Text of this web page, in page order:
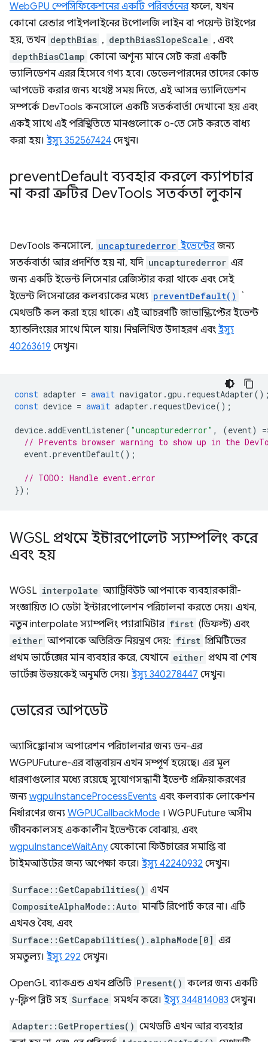
WebGPU স্পেসিফিকেশনের একটি পরিবর্তনেরফলে, যখন
কোনো রেন্ডার পাইপলাইনের টপোলজি লাইন বা পয়েন্ট টাইপের
হয়, তখন depthBias , depthBiasSlopeScale , এবং
depthBiasClamp কোনো অশূন্য মানে সেট করা একটি
ভ্যালিডেশন এরর হিসেবে গণ্য হবে। ডেভেলপারদের তাদের কোড
আপডেট করার জন্য যথেষ্ট সময় দিতে, এই আসন্ন ভ্যালিডেশন
সম্পর্কে DevTools কনসোলে একটি সতর্কবার্তা দেখানো হয় এবং
একই সাথে এই পরিস্থিতিতে মানগুলোকে ০-তে সেট করতে বাধ্য
করা হয়। ইস্যু 352567424 দেখুন।
preventDefault ব্যবহার করলে ক্যাপচার
না করা ত্রুটির DevTools সতর্কতা লুকান
DevTools কনসোলে, uncapturederror ইভেন্টেরজন্য
সতর্কবার্তা আর প্রদর্শিত হয় না, যদি uncapturederror এর
জন্য একটি ইভেন্ট লিসেনার রেজিস্টার করা থাকে এবং সেই
ইভেন্ট লিসেনারের কলব্যাকের মধ্যে preventDefault()
`
মেথডটি কল করা হয়ে থাকে। এই আচরণটি জাভাস্ক্রিপ্টের ইভেন্ট
হ্যান্ডলিংয়ের সাথে মিলে যায়। নিম্নলিখিত উদাহরণ এবং ইস্যু
40263619 দেখুন।
const adapter = await navigator .gpu . requestAdapter
const device = await adapter . requestDevice();
device.addEventListener( "uncapturederror" , (event) =
// Prevents browser warning to show up in the
event.preventDefault();
// TODO: Handle event.error
});
WGSL প্রথমে ইন্টারপোলেট স্যাম্পলিং করে
এবং হয়
WGSL interpolate অ্যাট্রিবিউট আপনাকে ব্যবহারকারী-
সংজ্ঞায়িত IO ডেটা ইন্টারপোলেশন পরিচালনা করতে দেয়। এখন,
নতুন interpolate স্যাম্পলিং প্যারামিটার first (ডিফল্ট) এবং
either আপনাকে অতিরিক্ত নিয়ন্ত্রণ দেয়: first প্রিমিটিভের
প্রথম ভার্টেক্সের মান ব্যবহার করে, যেখানে either প্রথম বা শেষ
ভার্টেক্স উভয়কেই অনুমতি দেয়। ইস্যু 340278447 দেখুন।
ভোরের আপডেট
অ্যাসিঙ্ক্রোনাস অপারেশন পরিচালনার জন্য ডন-এর
WGPUFuture-এর বাস্তবায়ন এখন সম্পূর্ণ হয়েছে। এর মূল
ধারণাগুলোর মধ্যে রয়েছে সুযোগসন্ধানী ইভেন্ট প্রক্রিয়াকরণের
জন্য wgpuInstanceProcessEvents এবং কলব্যাক লোকেশন
নির্ধারণের জন্য WGPUCallbackMode । WGPUFuture অসীম
জীবনকালসহ এককালীন ইভেন্টকে বোঝায়, এবং
wgpuInstanceWaitAny যেকোনো ফিউচারের সমাপ্তি বা
টাইমআউটের জন্য অপেক্ষা করে। ইস্যু 42240932 দেখুন।
Surface::GetCapabilities() এখন
CompositeAlphaMode::Auto মানটি রিপোর্ট করে না। এটি
এখনও বৈধ, এবং
Surface::GetCapabilities().alphaMode[0] এর
সমতুল্য। ইস্যু 292 দেখুন।
OpenGL ব্যাকএন্ড এখন প্রতিটি Present() কলের জন্য একটি
y-ফ্লিপ ব্লিট সহ Surface সমর্থন করে। ইস্যু 344814083 দেখুন।
Adapter::GetProperties() মেথডটি এখন আর ব্যবহার